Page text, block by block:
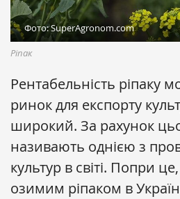
Фото: SuperAgronom.com
Ріпак
Рентабельність ріпаку
ринок для експорту
широкий. За рахунок
називають однією з
культур в світі. Попри
озимим ріпаком в